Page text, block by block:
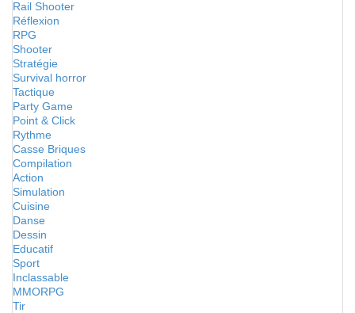
Rail Shooter
Réflexion
RPG
Shooter
Stratégie
Survival horror
Tactique
Party Game
Point & Click
Rythme
Casse Briques
Compilation
Action
Simulation
Cuisine
Danse
Dessin
Educatif
Sport
Inclassable
MMORPG
Tir